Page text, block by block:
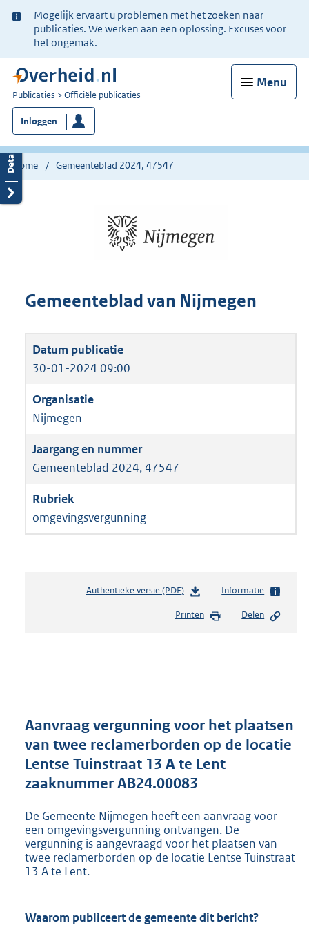
Ter
informatie:
Mogelijk ervaart u problemen met het zoeken naar
publicaties. We werken aan een oplossing. Excuses voor
het ongemak.
Menu
U
bent
nu
hier:
Publicaties Officiële publicaties
Inloggen
Home Gemeenteblad 2024, 47547
Gemeenteblad van Nijmegen
30-01-2024 09:00
Nijmegen
Gemeenteblad 2024, 47547
omgevingsvergunning
Authentieke versie (PDF)b
s
r
o
t
t
8
0
3
Informatie
Printen Delen
Aanvraag vergunning voor het plaatsen
van twee reclamerborden op de locatie
Lentse Tuinstraat 13 A te Lent
zaaknummer AB24.00083
De Gemeente Nijmegen heeft een aanvraag voor
een omgevingsvergunning ontvangen. De
vergunning is aangevraagd voor het plaatsen van
twee reclamerborden op de locatie Lentse Tuinstraat
13 A te Lent.
Waarom publiceert de gemeente dit bericht?